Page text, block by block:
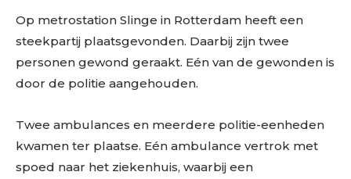
Op metrostation Slinge in Rotterdam heeft een
steekpartij plaatsgevonden. Daarbij zijn twee
personen gewond geraakt. Eén van de gewonden is
door de politie aangehouden.
Twee ambulances en meerdere politie-eenheden
kwamen ter plaatse. Eén ambulance vertrok met
spoed naar het ziekenhuis, waarbij een